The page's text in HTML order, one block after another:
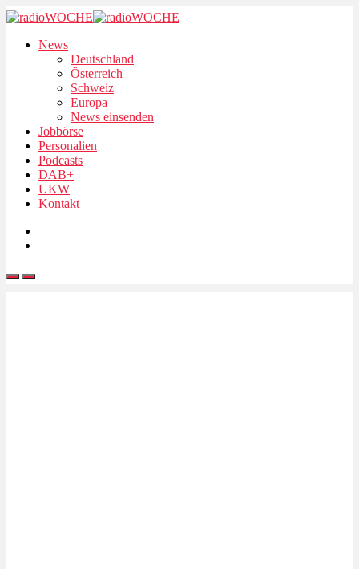
News
Deutschland
Österreich
Schweiz
Europa
News einsenden
Jobbörse
Personalien
Podcasts
DAB+
UKW
Kontakt